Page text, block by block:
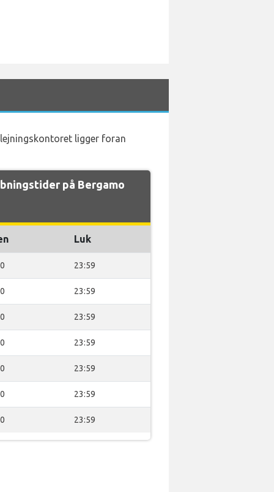
ligger foran
på Bergamo
Luk
23:59
23:59
23:59
23:59
23:59
23:59
23:59